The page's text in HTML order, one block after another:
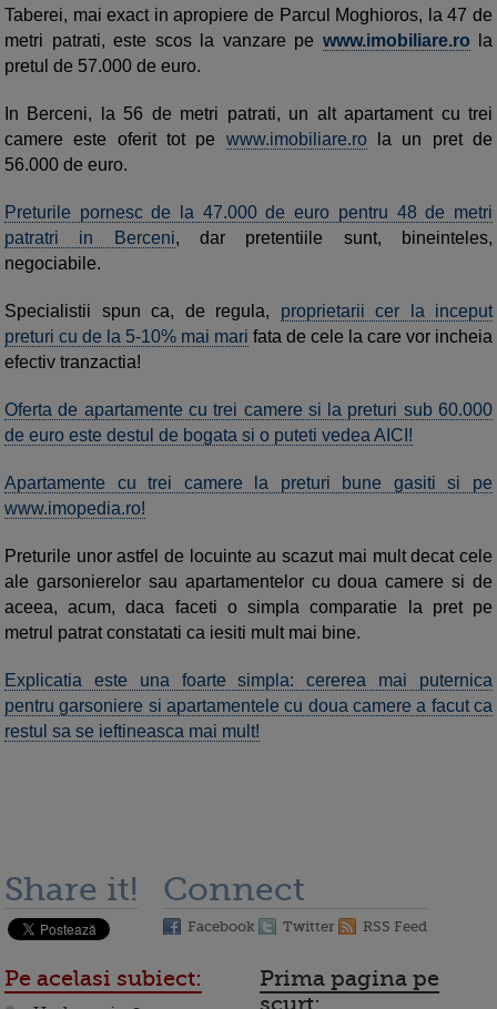
Taberei, mai exact in apropiere de Parcul Moghioros, la 47 de
metri patrati, este scos la vanzare pe www.imobiliare.ro la
pretul de 57.000 de euro.
In Berceni, la 56 de metri patrati, un alt apartament cu trei
camere este oferit tot pe www.imobiliare.rola un pret de
56.000 de euro.
Preturile pornesc de la 47.000 de euro pentru 48 de metri
patratri in Berceni, dar pretentiile sunt, bineinteles,
negociabile.
Specialistii spun ca, de regula, proprietarii cer la inceput
preturi cu de la 5-10% mai mari fata de cele la care vor incheia
efectiv tranzactia!
Oferta de apartamente cu trei camere si la preturi sub 60.000
de euro este destul de bogata si o puteti vedea AICI!
Apartamente cu trei camere la preturi bune gasiti si pe
www.imopedia.ro!
Preturile unor astfel de locuinte au scazut mai mult decat cele
ale garsonierelor sau apartamentelor cu doua camere si de
aceea, acum, daca faceti o simpla comparatie la pret pe
metrul patrat constatati ca iesiti mult mai bine.
Explicatia este una foarte simpla: cererea mai puternica
pentru garsoniere si apartamentele cu doua camere a facut ca
restul sa se ieftineasca mai mult!
Share it! Connect
Facebook Twitter RSS Feed
Pe acelasi subiect:
Prima pagina pe